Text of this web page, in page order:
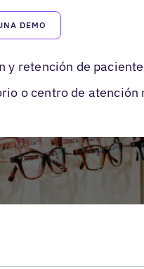
DEMO
y retención de
o centro de atención